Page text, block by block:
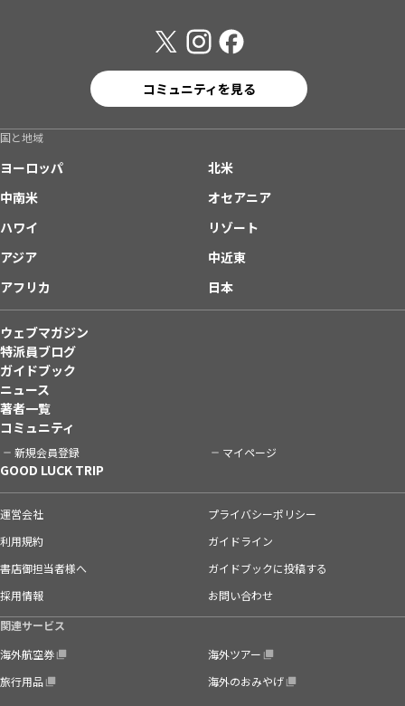
コミュニティを見る
国と地域
ヨーロッパ
北米
中南米
オセアニア
ハワイ
リゾート
アジア
中近東
アフリカ
日本
ウェブマガジン
特派員ブログ
ガイドブック
ニュース
著者一覧
コミュニティ
新規会員登録 マイページ
GOOD LUCK TRIP
運営会社
プライバシーポリシー
利用規約
ガイドライン
書店御担当者様へ
ガイドブックに投稿する
採用情報
お問い合わせ
関連サービス
海外航空券
海外ツアー
旅行用品
海外のおみやげ